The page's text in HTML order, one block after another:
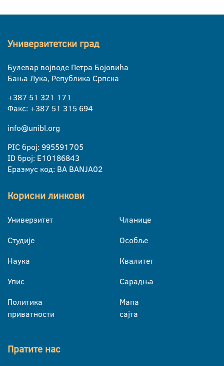
Универзитетски град
Булевар војводе Петра Бојовића
Бања Лука, Република Српска
+387 51 321 171
Факс: +387 51 315 694
info@unibl.org
PIC број: 995591705
ID број: E10186843
Еразмус код: BA BANJA02
Корисни линкови
Универзитет
Студије
Наука
Упис
Политика
приватности
Чланице
Особље
Квалитет
Сарадња
Мапа
сајта
Пратите нас